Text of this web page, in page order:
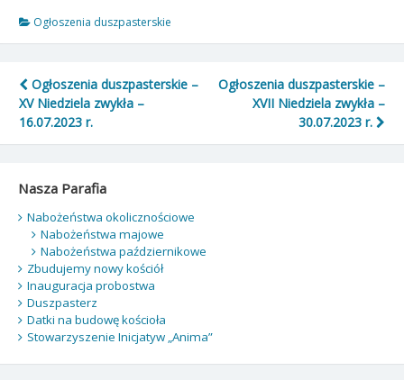
Ogłoszenia duszpasterskie
Nawigacja
wpisu
Ogłoszenia duszpasterskie –
XV Niedziela zwykła –
16.07.2023 r.
Ogłoszenia duszpasterskie –
XVII Niedziela zwykła –
30.07.2023 r.
Nasza Parafia
Nabożeństwa okolicznościowe
Nabożeństwa majowe
Nabożeństwa październikowe
Zbudujemy nowy kościół
Inauguracja probostwa
Duszpasterz
Datki na budowę kościoła
Stowarzyszenie Inicjatyw „Anima”